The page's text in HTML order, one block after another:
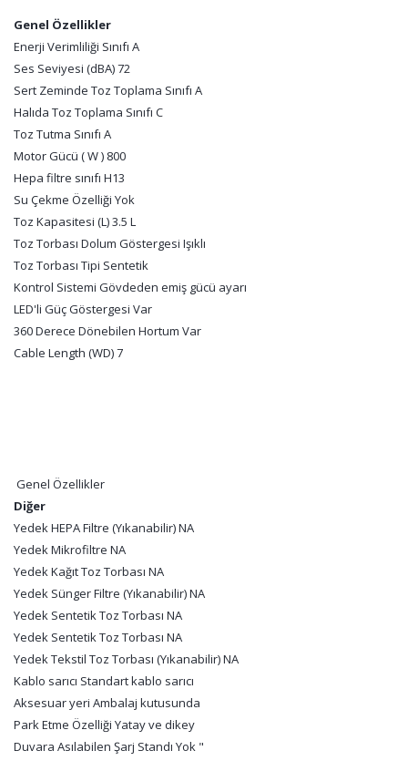
Genel Özellikler
Enerji Verimliliği Sınıfı A
Ses Seviyesi (dBA) 72
Sert Zeminde Toz Toplama Sınıfı A
Halıda Toz Toplama Sınıfı C
Toz Tutma Sınıfı A
Motor Gücü ( W ) 800
Hepa filtre sınıfı H13
Su Çekme Özelliği Yok
Toz Kapasitesi (L) 3.5 L
Toz Torbası Dolum Göstergesi Işıklı
Toz Torbası Tipi Sentetik
Kontrol Sistemi Gövdeden emiş gücü ayarı
LED'li Güç Göstergesi Var
360 Derece Dönebilen Hortum Var
Cable Length (WD) 7
Genel Özellikler
Diğer
Yedek HEPA Filtre (Yıkanabilir) NA
Yedek Mikrofiltre NA
Yedek Kağıt Toz Torbası NA
Yedek Sünger Filtre (Yıkanabilir) NA
Yedek Sentetik Toz Torbası NA
Yedek Sentetik Toz Torbası NA
Yedek Tekstil Toz Torbası (Yıkanabilir) NA
Kablo sarıcı Standart kablo sarıcı
Aksesuar yeri Ambalaj kutusunda
Park Etme Özelliği Yatay ve dikey
Duvara Asılabilen Şarj Standı Yok "